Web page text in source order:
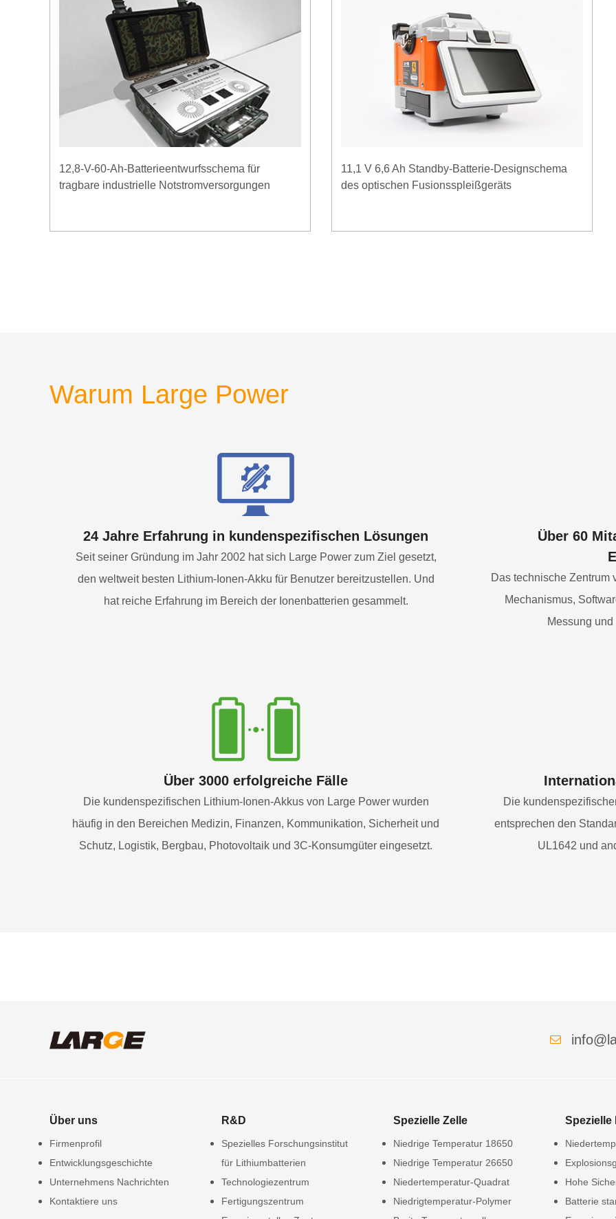
12,8-V-60-Ah-Batterieentwurfsschema für
tragbare industrielle Notstromversorgungen
11,1 V 6,6 Ah Standby-Batterie-Designschema
des optischen Fusionsspleißgeräts
Warum Large Power
24 Jahre Erfahrung in kundenspezifischen Lösungen
Seit seiner Gründung im Jahr 2002 hat sich Large Power zum Ziel gesetzt,
den weltweit besten Lithium-Ionen-Akku für Benutzer bereitzustellen. Und
hat reiche Erfahrung im Bereich der Ionenbatterien gesammelt.
Über 60
Das technische Zentrum
Mechanismus,
Messung
Über 3000 erfolgreiche Fälle
Die kundenspezifischen Lithium-Ionen-Akkus von Large Power wurden
häufig in den Bereichen Medizin, Finanzen, Kommunikation, Sicherheit und
Schutz, Logistik, Bergbau, Photovoltaik und 3C-Konsumgüter eingesetzt.
Die
entsprechen den
UL1642 und
Über uns
Firmenprofil
Entwicklungsgeschichte
Unternehmens Nachrichten
Kontaktiere uns
R&D
Spezielles Forschungsinstitut
für Lithiumbatterien
Technologiezentrum
Fertigungszentrum
Spezielle Zelle
Niedrige Temperatur 18650
Niedrige Temperatur 26650
Niedertemperatur-Quadrat
Niedrigtemperatur-Polymer
Spezielle
Hohe
Batterie